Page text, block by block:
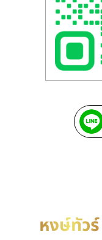
หงษ์ทัวร์